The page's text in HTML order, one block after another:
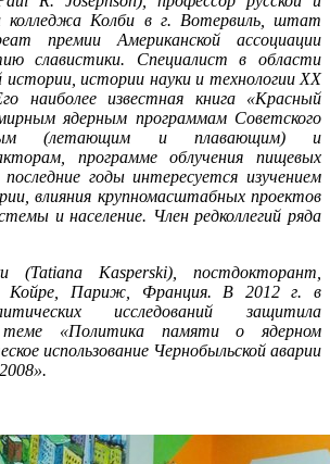
колледжа Колби в г. Вотервиль, штат
премии Американской ассоциации
славистики. Специалист в области
истории, истории науки и технологии ХХ
наиболее известная книга «Красный
ядерным программам Советского
(летающим и плавающим) и
программе облучения пищевых
годы интересуется изучением
влияния крупномасштабных проектов
и население. Член редколлегий ряда
(Tatiana Kasperski), постдокторант,
Койре, Париж, Франция. В 2012 г. в
исследований защитила
«Политика памяти о ядерном
использование Чернобыльской аварии